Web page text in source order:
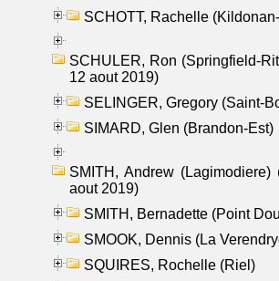
SCHOTT, Rachelle
SCHULER, Ron (Springfield-
12 aout 2019)
SELINGER, Gregory (Saint-
SIMARD, Glen (Brandon-Est)
SMITH, Andrew
aout 2019)
SMITH, Bernadette (Point
SMOOK, Dennis (La
SQUIRES, Rochelle (Riel)